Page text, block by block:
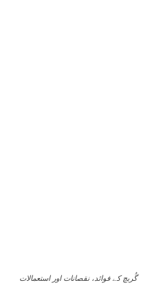
گُربچ کے فوائد، نقصانات اور استعمالات